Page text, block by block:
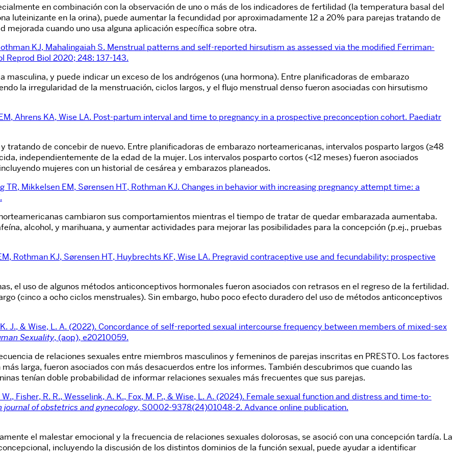
en combinación con la observación de uno o más de los indicadores de fertilidad (la temperatura basal del
luteinizante en la orina), puede aumentar la fecundidad por aproximadamente 12 a 20% para parejas tratando de
cuando uno usa alguna aplicación específica sobre otra.
KJ, Mahalingaiah S. Menstrual patterns and self-reported hirsutism as assessed via the modified Ferriman-
Reprod Biol 2020; 248: 137-143.
masculina, y puede indicar un exceso de los andrógenos (una hormona). Entre planificadoras de embarazo
la irregularidad de la menstruación, ciclos largos, y el flujo menstrual denso fueron asociadas con hirsutismo
Ahrens KA, Wise LA. Post-partum interval and time to pregnancy in a prospective preconception cohort. Paediatr
tratando de concebir de nuevo. Entre planificadoras de embarazo norteamericanas, intervalos posparto largos (≥48
independientemente de la edad de la mujer. Los intervalos posparto cortos (<12 meses) fueron asociados
mujeres con un historial de cesárea y embarazos planeados.
TR, Mikkelsen EM, Sørensen HT, Rothman KJ. Changes in behavior with increasing pregnancy attempt time: a
cambiaron sus comportamientos mientras el tiempo de tratar de quedar embarazada aumentaba.
alcohol, y marihuana, y aumentar actividades para mejorar las posibilidades para la concepción (p.ej., pruebas
Rothman KJ, Sørensen HT, Huybrechts KF, Wise LA. Pregravid contraceptive use and fecundability: prospective
el uso de algunos métodos anticonceptivos hormonales fueron asociados con retrasos en el regreso de la fertilidad.
(cinco a ocho ciclos menstruales). Sin embargo, hubo poco efecto duradero del uso de métodos anticonceptivos
K. J., & Wise, L. A. (2022). Concordance of self-reported sexual intercourse frequency between members of mixed-sex
Sexuality, (aop), e20210059.
de relaciones sexuales entre miembros masculinos y femeninos de parejas inscritas en PRESTO. Los factores
larga, fueron asociados con más desacuerdos entre los informes. También descubrimos que cuando las
tenían doble probabilidad de informar relaciones sexuales más frecuentes que sus parejas.
Fisher, R. R., Wesselink, A. K., Fox, M. P., & Wise, L. A. (2024). Female sexual function and distress and time-to-
journal of obstetrics and gynecology, S0002-9378(24)01048-2. Advance online publication.
el malestar emocional y la frecuencia de relaciones sexuales dolorosas, se asoció con una concepción tardía. La
incluyendo la discusión de los distintos dominios de la función sexual, puede ayudar a identificar